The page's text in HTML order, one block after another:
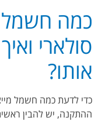
כמה חשמל
סולארי
אותו?
כדי לדעת כמה חשמל